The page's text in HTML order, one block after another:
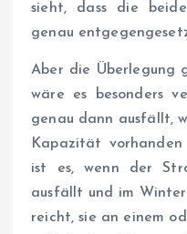
sieht, dass die
genau
Aber die Überlegung
wäre es besonders
genau dann ausfällt,
Kapazität vorhanden
ist es, wenn der
ausfällt und im
reicht, sie an einem